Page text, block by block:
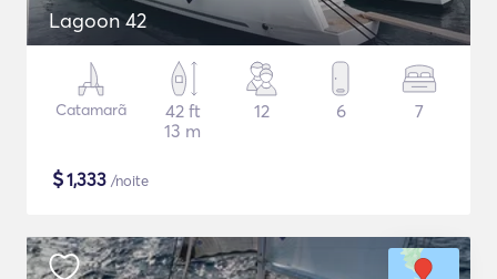
Lagoon 42
Catamarã
42 ft
13 m
12 6 7
$1,333 /noite